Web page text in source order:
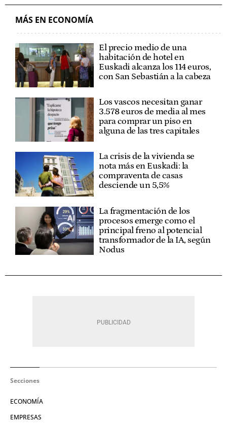
MÁS EN ECONOMÍA
El precio medio de una
habitación de hotel en
Euskadi alcanza los 114 euros,
con San Sebastián a la cabeza
Los vascos necesitan ganar
3.578 euros de media al mes
para comprar un piso en
alguna de las tres capitales
La crisis de la vivienda se
nota más en Euskadi: la
compraventa de casas
desciende un 5,5%
La fragmentación de los
procesos emerge como el
principal freno al potencial
transformador de la IA, según
Nodus
Secciones
ECONOMÍA
EMPRESAS